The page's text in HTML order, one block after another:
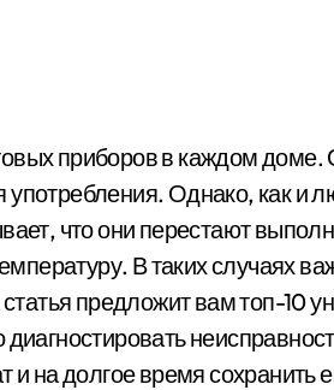
Однако, как и
что они перестают
В таких случаях
предложит вам топ-10
и на долгое время сохранить